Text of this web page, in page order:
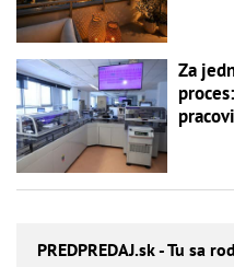
Za
PREDPREDAJ.sk - Tu sa